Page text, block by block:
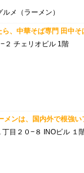
メ（ラーメン）
、中華そば専門 田中そ
２ チェリオビル 1階
メンは、国内外で根強
目２０−８ INOビル １